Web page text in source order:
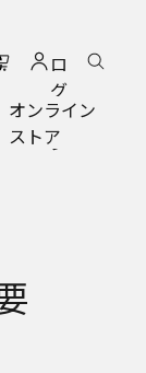
ロ
グ
イ
ン
オンライン
ストア